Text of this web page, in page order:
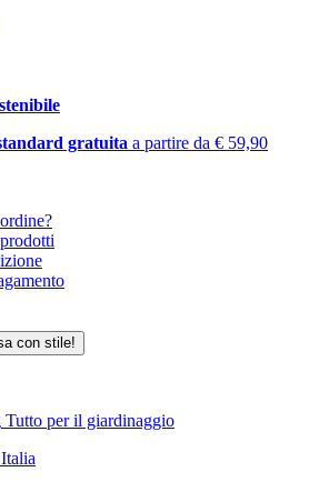
gratuita a partire da € 59,90
Tutto per il giardinaggio